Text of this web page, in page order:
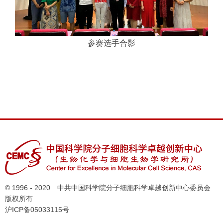
参赛选手合影
© 1996 - 2020 中共中国科学院分子细胞科学卓越创新中心委员会
版权所有
沪ICP备05033115号